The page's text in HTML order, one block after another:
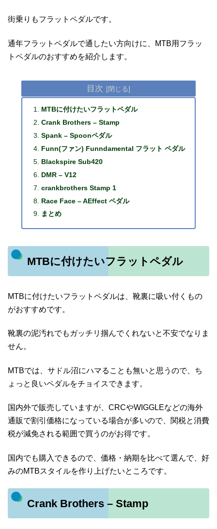
街乗りもフラットペダルです。
通年フラットペダルで通したい方向けに、MTB用フラッ
トペダルのおすすめを紹介します。
目次
MTBに付けたいフラットペダル
Crank Brothers – Stamp
Spank – Spoonペダル
Funn(ファン) Funndamental フラット ペダル
Blackspire Sub420
DMR – V12
crankbrothers Stamp 1
Race Face – AEffect ペダル
まとめ
MTBに付けたいフラットペダル
MTBに付けたいフラットペダルは、靴裏に吸い付くもの
がおすすめです。
靴裏の泥汚れでもガッチリ掴んでくれないと不安でなりま
せん。
MTBでは、サドル沼にハマることも無いと思うので、ち
ょっと良いペダルをチョイスできます。
国内外で販売していますが、CRCやWIGGLEなどの海外
通販で割引価格になっている場合が多いので、関税と消費
税が減免される範囲で買うのがお得です。
国内でも購入できるので、価格・納期を比べて選んで、好
みのMTBスタイルを作り上げたいところです。
Crank Brothers – Stamp